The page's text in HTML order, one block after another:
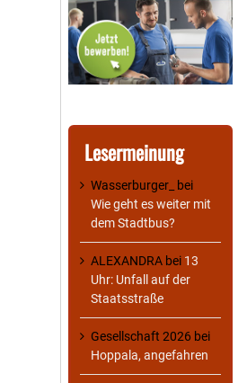
Lesermeinung
Wasserburger_
bei
Wie geht es weiter mit
dem Stadtbus?
ALEXANDRA bei 13
Uhr: Unfall auf der
Staatsstraße
Gesellschaft 2026 bei
Hoppala, angefahren